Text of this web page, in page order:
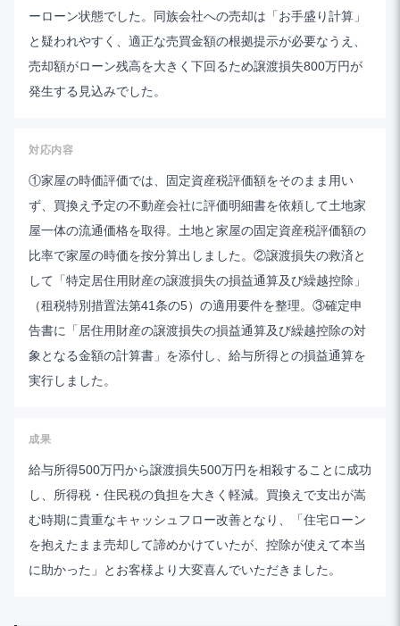
ーローン状態でした。同族会社への売却は「お手盛り計算」
と疑われやすく、適正な売買金額の根拠提示が必要なうえ、
売却額がローン残高を大きく下回るため譲渡損失800万円が
発生する見込みでした。
対応内容
①家屋の時価評価では、固定資産税評価額をそのまま用い
ず、買換え予定の不動産会社に評価明細書を依頼して土地家
屋一体の流通価格を取得。土地と家屋の固定資産税評価額の
比率で家屋の時価を按分算出しました。②譲渡損失の救済と
して「特定居住用財産の譲渡損失の損益通算及び繰越控除」
（租税特別措置法第41条の5）の適用要件を整理。③確定申
告書に「居住用財産の譲渡損失の損益通算及び繰越控除の対
象となる金額の計算書」を添付し、給与所得との損益通算を
実行しました。
成果
給与所得500万円から譲渡損失500万円を相殺することに成功
し、所得税・住民税の負担を大きく軽減。買換えで支出が嵩
む時期に貴重なキャッシュフロー改善となり、「住宅ローン
を抱えたまま売却して諦めかけていたが、控除が使えて本当
に助かった」とお客様より大変喜んでいただきました。